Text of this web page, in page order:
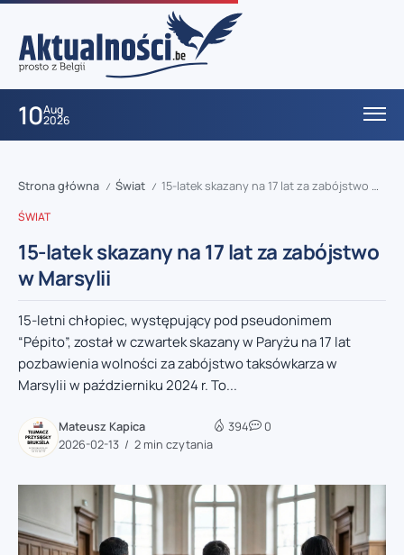
10Aug
2026
Strona główna / Świat / 15-latek skazany na 17 lat za zabójstwo w Marsylii
ŚWIAT
15-latek skazany na 17 lat za zabójstwo
w Marsylii
15-letni chłopiec, występujący pod pseudonimem
“Pépito”, został w czwartek skazany w Paryżu na 17 lat
pozbawienia wolności za zabójstwo taksówkarza w
Marsylii w październiku 2024 r. To...
Mateusz Kapica
2026-02-13
2 min czytania
394 0